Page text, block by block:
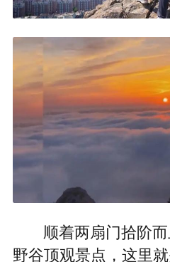
顺着两扇门拾阶
野谷顶观景点，这里